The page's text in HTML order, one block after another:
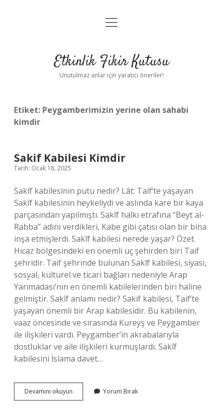
Anasayfa
Yasal Uyarı
menüyü
Etkinlik Fikir Kutusu
Unutulmaz anlar için yaratıcı öneriler!
Etiket: Peygamberimizin yerine olan sahabi
kimdir
Sakif Kabilesi Kimdir
Tarih: Ocak 18, 2025
Sakîf kabilesinin putu nedir? Lât: Taif’te yaşayan
Sakîf kabilesinin heykeliydi ve aslında kare bir kaya
parçasından yapılmıştı. Sakîf halkı etrafına “Beyt al-
Rabba” adını verdikleri, Kabe gibi çatısı olan bir bina
inşa etmişlerdi. Sakîf kabilesi nerede yaşar? Özet.
Hicaz bölgesindeki en önemli üç şehirden biri Taif
şehridir. Taif şehrinde bulunan Sakīf kabilesi, siyasi,
sosyal, kültürel ve ticari bağları nedeniyle Arap
Yarımadası’nın en önemli kabilelerinden biri haline
gelmiştir. Sakîf anlamı nedir? Sakif kabilesi, Taif’te
yaşayan önemli bir Arap kabilesidir. Bu kabilenin,
vaaz öncesinde ve sırasında Kureyş ve Peygamber
ile ilişkileri vardı. Peygamber’in akrabalarıyla
dostluklar ve aile ilişkileri kurmuşlardı. Sakîf
kabilesini İslama davet…
Devamını okuyun
Kabilesi
Yorum Bırak